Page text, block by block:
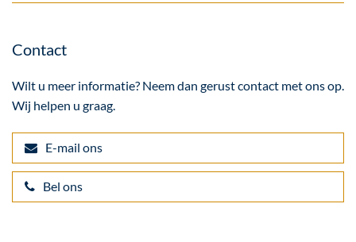
Contact
Wilt u meer informatie? Neem dan gerust contact met ons op.
Wij helpen u graag.
E-mail ons
Bel ons